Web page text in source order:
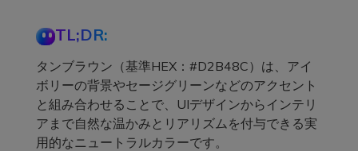
TL;DR:
タンブラウン（基準HEX：#D2B48C）は、アイ
ボリーの背景やセージグリーンなどのアクセント
と組み合わせることで、UIデザインからインテリ
アまで自然な温かみとリアリズムを付与できる実
用的なニュートラルカラーです。